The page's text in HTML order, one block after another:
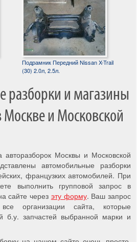
Подрамник Передний Nissan X-Trail
(30) 2.0л, 2.5л.
разборки и магазины
Москве и Московской
авторазборок Москвы и Московской
автомобильные разборки
французких автомобилей. При
выполнить групповой запрос в
сайте через эту форму. Ваш запрос
организации сайта, которые
б.у. запчастей выбранной марки и